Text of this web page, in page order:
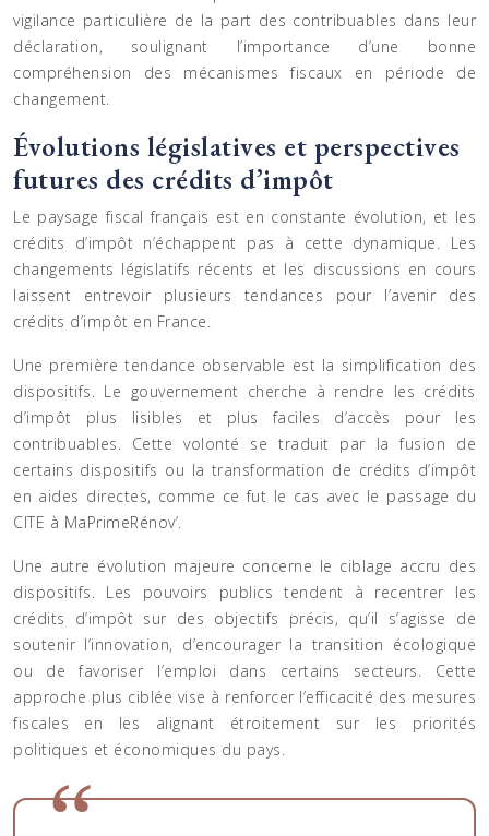
vigilance particulière de la part des contribuables dans leur
déclaration, soulignant l’importance d’une bonne
compréhension des mécanismes fiscaux en période de
changement.
Évolutions législatives et perspectives
futures des crédits d’impôt
Le paysage fiscal français est en constante évolution, et les
crédits d’impôt n’échappent pas à cette dynamique. Les
changements législatifs récents et les discussions en cours
laissent entrevoir plusieurs tendances pour l’avenir des
crédits d’impôt en France.
Une première tendance observable est la simplification des
dispositifs. Le gouvernement cherche à rendre les crédits
d’impôt plus lisibles et plus faciles d’accès pour les
contribuables. Cette volonté se traduit par la fusion de
certains dispositifs ou la transformation de crédits d’impôt
en aides directes, comme ce fut le cas avec le passage du
CITE à MaPrimeRénov’.
Une autre évolution majeure concerne le ciblage accru des
dispositifs. Les pouvoirs publics tendent à recentrer les
crédits d’impôt sur des objectifs précis, qu’il s’agisse de
soutenir l’innovation, d’encourager la transition écologique
ou de favoriser l’emploi dans certains secteurs. Cette
approche plus ciblée vise à renforcer l’efficacité des mesures
fiscales en les alignant étroitement sur les priorités
politiques et économiques du pays.